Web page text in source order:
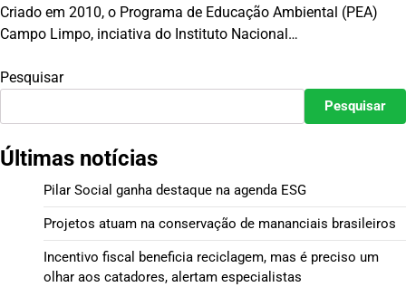
Criado em 2010, o Programa de Educação Ambiental (PEA)
Campo Limpo, inciativa do Instituto Nacional…
Pesquisar
Pesquisar
Últimas notícias
Pilar Social ganha destaque na agenda ESG
Projetos atuam na conservação de mananciais brasileiros
Incentivo fiscal beneficia reciclagem, mas é preciso um
olhar aos catadores, alertam especialistas